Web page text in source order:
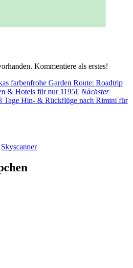
Kommentiere als erstes!
farbenfrohe Garden Route: Roadtrip
& Hotels für nur 1195€ Nächster
Tage Hin- & Rückflüge nach Rimini für
Skyscanner